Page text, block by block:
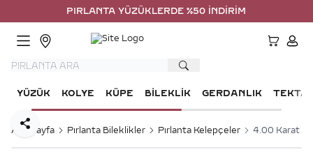
PIRLANTA YÜZÜKLERDE %50 İNDİRİM
YÜZÜK KOLYE KÜPE BILEKLIK GERDANLIK TEKTAŞ
Ana Sayfa Pırlanta Bileklikler Pırlanta Kelepçeler 4.00 Karat
Paylaş